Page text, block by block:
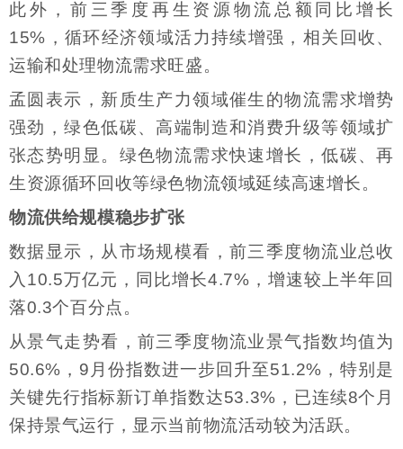
此外，前三季度再生资源物流总额同比增长
15%，循环经济领域活力持续增强，相关回收、
运输和处理物流需求旺盛。
孟圆表示，新质生产力领域催生的物流需求增势
强劲，绿色低碳、高端制造和消费升级等领域扩
张态势明显。绿色物流需求快速增长，低碳、再
生资源循环回收等绿色物流领域延续高速增长。
物流供给规模稳步扩张
数据显示，从市场规模看，前三季度物流业总收
入10.5万亿元，同比增长4.7%，增速较上半年回
落0.3个百分点。
从景气走势看，前三季度物流业景气指数均值为
50.6%，9月份指数进一步回升至51.2%，特别是
关键先行指标新订单指数达53.3%，已连续8个月
保持景气运行，显示当前物流活动较为活跃。